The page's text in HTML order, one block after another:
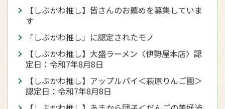
【しぶかわ推し】皆さんのお薦めを募集していま
す
「しぶかわ推し」に認定されたモノ
【しぶかわ推し】大盛ラーメン〈伊勢屋本店〉認
定日：令和7年8月8日
【しぶかわ推し】アップルパイ＜萩原りんご園＞
認定日：令和7年8月8日